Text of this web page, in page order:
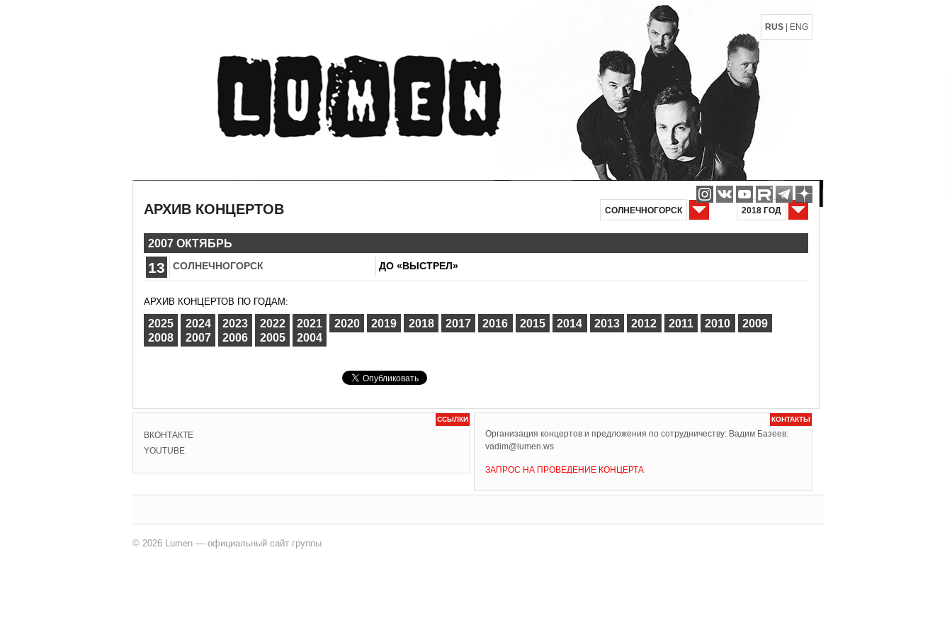
RUS ENG
АРХИВ КОНЦЕРТОВ 2018 ГОД
СОЛНЕЧНОГОРСК
2007 ОКТЯБРЬ
13 СОЛНЕЧНОГОРСК ДО «ВЫСТРЕЛ»
АРХИВ КОНЦЕРТОВ ПО ГОДАМ:
2025 2024 2023 2022 2021 2020 2019 2018 2017 2016 2015 2014 2013 2012 2011 2010
2009
2008
2007 2006 2005 2004
ССЫЛКИ
ВКОНТАКТЕ
YOUTUBE
КОНТАКТЫ
Организация концертов и предложения по сотрудничеству: Вадим Базеев:
vadim@lumen.ws
ЗАПРОС НА ПРОВЕДЕНИЕ КОНЦЕРТА
© 2026 Lumen — официальный сайт группы